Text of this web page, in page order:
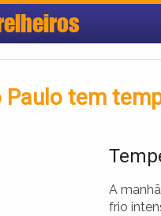
Paulo tem
A
frio